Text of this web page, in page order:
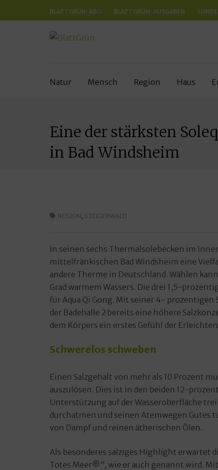
BLATTGRÜN-ABO BLATTGRÜN-AUSGABEN
Natur Mensch Region Haus
Eine der stärksten
in Bad Windsheim
REGION, STEIGERWALD
In seinen sechs Thermalsolebecken im
mittelfränkischen Bad Windsheim eine
andere Therme in Deutschland. Wählen
Grad warmem Wassers. Die drei 1,5-
für Aqua Qi Gong. Mit seiner 4- prozentigen
der Badehalle 2 bereits eine höhere
dem Körpers ein erstes Gefühl der
Schwerelos schweben
Einen Salzgehalt von mehr als 10 Prozent
auszulösen. Dies ist in den beiden 12-
Unterstützung auf der Wasseroberfläche
durchatmen und seinen Atemwegen Gutes
von Dampf und reinen ätherischen Ölen.
Als besonderes salziges Highlight erwartet
Totes Meer®“, wie er auch genannt wird.